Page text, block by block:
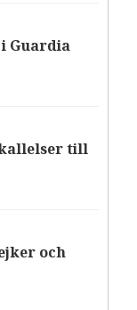
Guardia
till
och